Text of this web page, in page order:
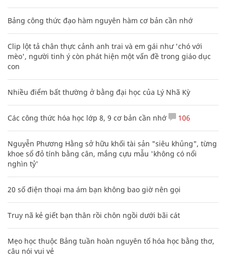
Bảng công thức đạo hàm nguyên hàm cơ bản cần nhớ
Clip lột tả chân thực cảnh anh trai và em gái như 'chó với
mèo', người tinh ý còn phát hiện một vấn đề trong giáo dục
con
Nhiều điểm bất thường ở bằng đại học của Lý Nhã Kỳ
Các công thức hóa học lớp 8, 9 cơ bản cần nhớ 106
Nguyễn Phương Hằng sở hữu khối tài sản "siêu khủng", từng
khoe sổ đỏ tính bằng cân, mắng cựu mẫu 'không có nổi
nghìn tỷ'
20 số điện thoại ma ám bạn không bao giờ nên gọi
Truy nã kẻ giết bạn thân rồi chôn ngồi dưới bãi cát
Mẹo học thuộc Bảng tuần hoàn nguyên tố hóa học bằng thơ,
câu nói vui vẻ